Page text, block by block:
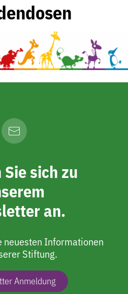
sich zu
an.
neuesten Informationen
Stiftung.
Anmeldung